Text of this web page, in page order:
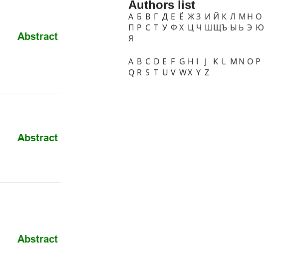
Abstract
Abstract
Abstract
Authors list
А Б В Г Д Е Ё ЖЗ И Й К Л М Н О
П Р С Т У Ф Х Ц Ч ШЩЪ Ы Ь Э Ю
Я
A B C D E F G H I J K L M N O P
Q R S T U V WX Y Z